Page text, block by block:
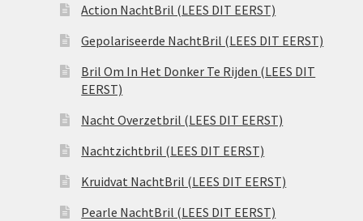
Action NachtBril (LEES DIT EERST)
Gepolariseerde NachtBril (LEES DIT EERST)
Bril Om In Het Donker Te Rijden (LEES DIT
EERST)
Nacht Overzetbril (LEES DIT EERST)
Nachtzichtbril (LEES DIT EERST)
Kruidvat NachtBril (LEES DIT EERST)
Pearle NachtBril (LEES DIT EERST)